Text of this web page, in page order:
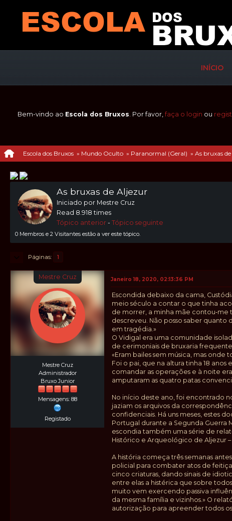
INÍCIO
Bem-vindo ao Escola dos Bruxos. Por favor, faça o login ou
Escola dos Bruxos » Mundo Oculto » Paranormal (Geral) » As bruxas
As bruxas de Aljezur
Iniciado por Mestre Cruz
Read 8.918 times
Tópico anterior - Tópico seguinte
0 Membros e 2 Visitantes estão a ver este tópico.
Páginas 1
Mestre Cruz
Mestre Cruz
Administrador
Bruxo Junior
Mensagens: 88
Registado
Janeiro 18, 2020, 02:13:36 PM
Escondida debaixo da cama,
meio século a contar o que tinha
de morrer, a minha mãe contou‑me
descreveu. Não posso saber
em tragédia.»
O Vidigal era uma comunidade
de cerimoniais de bruxaria
«Eram bailes sem música, mas
Foi o pai, que na altura tinha 18
comandar as operações e à noite
amputaram as quatro patas
No início deste ano, foi encontrado
jaziam os arquivos da
confidenciais. Há uns meses, estes
Portugal durante a Segunda Guerra
escondia também uma série de
Histórico e Arqueológico de Aljezur
A história começa três semanas
policial para combater atos de
cinco criaturas, dando sinais de
entre elas a histérica que sobre
muito vem exercendo passiva
da mesma família e vizinhos.» O
autorização para apreender todos